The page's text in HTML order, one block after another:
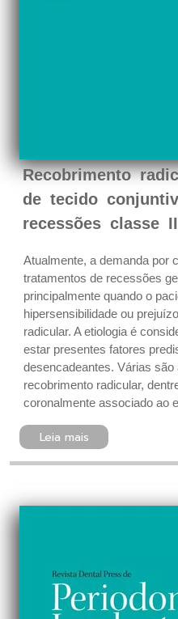
Recobrimento
de tecido
recessões classe
Atualmente, a demanda por
tratamentos de recessões
principalmente quando o
hipersensibilidade ou
radicular. A etiologia é
estar presentes fatores
desencadeantes. Várias
recobrimento radicular,
coronalmente associado ao
Leia mais